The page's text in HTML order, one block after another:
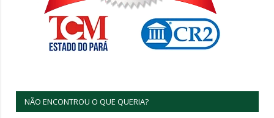
NÃO ENCONTROU O QUE QUERIA?